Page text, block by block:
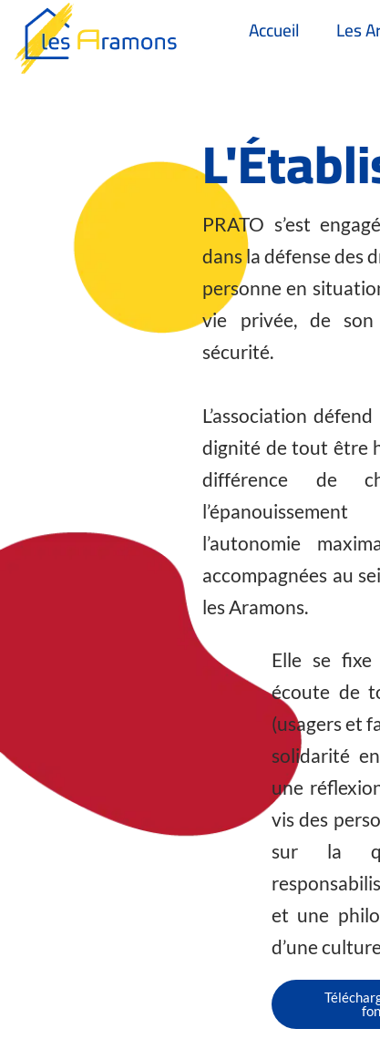
Accueil Les
PRATO s’est
dans la défense des
personne en
vie privée, de
sécurité.
L’association
dignité de tout être
différence de
l’autonomie
accompagnées au
les Aramons.
Elle se
écoute de
(usagers et
solidarité
une
vis des
sur la
et une
d’une